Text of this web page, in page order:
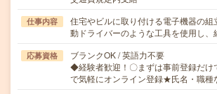
仕事内容
住宅やビルに取り付ける電子機器の
動ドライバーのような工具を使用し
応募資格
ブランクOK / 英語力不要
◆経験者歓迎！〇まずは事前登録だけ
で気軽にオンライン登録★氏名・職